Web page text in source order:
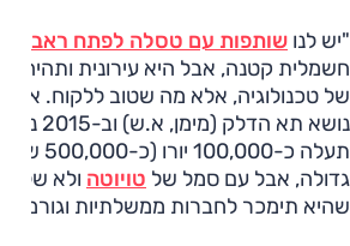
"יש לנו שותפות עם טסלה לפתח ראב4 חשמלי
חשמלית קטנה, אבל היא עירונית ותהיה
של טכנולוגיה, אלא מה שטוב ללקוח.
נושא תא
תעלה כ-
גדולה, אבל עם סמל של טויוטה ולא של
שהיא תימכר לחברות ממשלתיות וגורמים